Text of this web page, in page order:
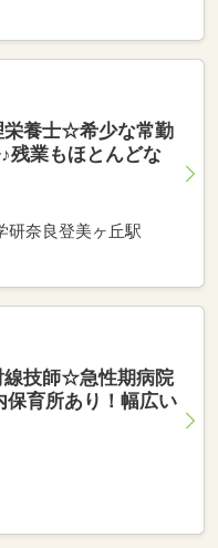
栄養士☆希少な常勤
残業もほとんどな
奈良登美ヶ丘駅
線技師☆急性期病院
保育所あり！幅広い